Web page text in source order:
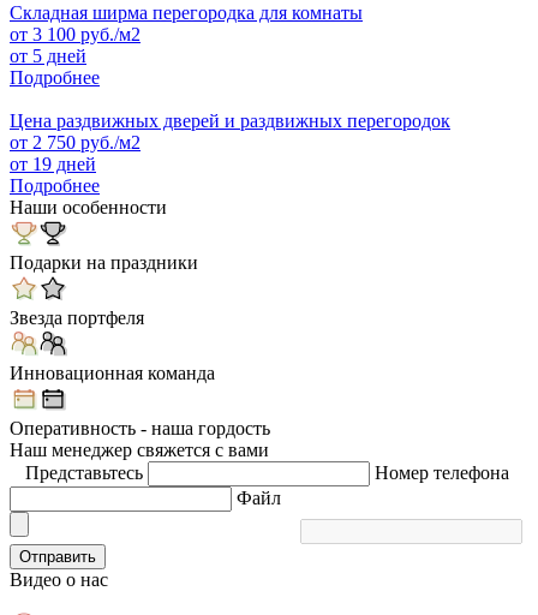
Складная ширма перегородка для комнаты
от 3 100 руб./м2
от 5 дней
Подробнее
Цена раздвижных дверей и раздвижных перегородок
от 2 750 руб./м2
от 19 дней
Подробнее
Наши особенности
Подарки на праздники
Звезда портфеля
Инновационная команда
Оперативность - наша гордость
Наш менеджер свяжется с вами
Представьтесь
Номер телефона
Файл
Отправить
Видео о нас